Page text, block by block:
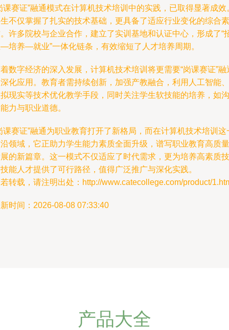
课赛证”融通模式在计算机技术培训中的实践，已取得显著成效
不仅掌握了扎实的技术基础，更具备了适应行业变化的综合素
许多院校与企业合作，建立了实训基地和认证中心，形成了“
培养—就业”一体化链条，有效缩短了人才培养周期。
数字经济的深入发展，计算机技术培训将更需要“岗课赛证”融
化应用。教育者需持续创新，加强产教融合，利用人工智能、
现实等技术优化教学手段，同时关注学生软技能的培养，如沟
力与职业道德。
课赛证”融通为职业教育打开了新格局，而在计算机技术培训这
领域，它正助力学生能力素质全面升级，谱写职业教育高质量
的新篇章。这一模式不仅适应了时代需求，更为培养高素质技
能人才提供了可行路径，值得广泛推广与深化实践。
转载，请注明出处：http://www.catecollege.com/product/
时间：2026-08-08 07:33:40
产品大全